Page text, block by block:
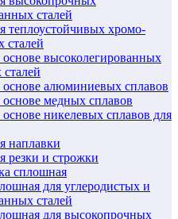
сталей
теплоустойчивых хромо-
сталей
высоколегированных
алюминиевых сплавов
медных сплавов
никелевых сплавов для
наплавки
резки и строжки
сплошная
для углеродистых и
сталей
для высокопрочных